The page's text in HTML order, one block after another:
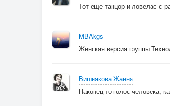
Тот еще танцор и ловелас с
MBAkgs
Женская версия группы
Вишнякова Жанна
Наконец-то голос человека,